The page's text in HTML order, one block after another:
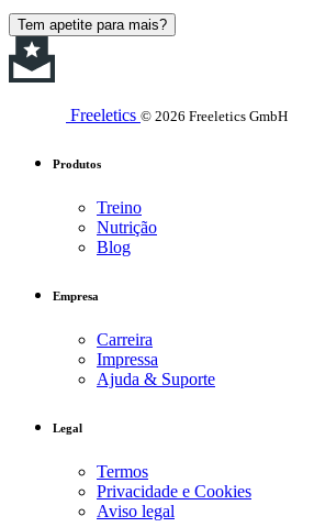
Tem apetite para mais?
Freeletics © 2026 Freeletics GmbH
Produtos
Treino
Nutrição
Blog
Empresa
Carreira
Impressa
Ajuda & Suporte
Legal
Termos
Privacidade e Cookies
Aviso legal